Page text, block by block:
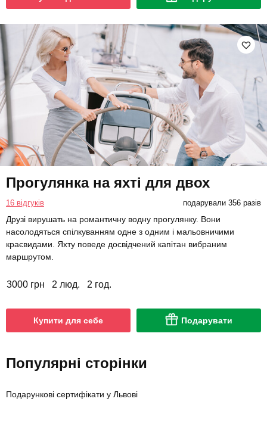
Прогулянка на яхті для двох
16 відгуків подарували 356 разів
Друзі вирушать на романтичну водну прогулянку. Вони
насолодяться спілкуванням одне з одним і мальовничими
краєвидами. Яхту поведе досвідчений капітан вибраним
маршрутом.
3000 грн 2 люд. 2 год.
Купити для себе Подарувати
Популярні сторінки
Подарункові сертифікати у Львові